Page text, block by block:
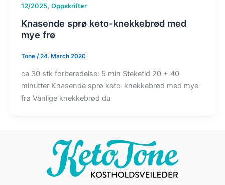
12/2025, Oppskrifter
Knasende sprø keto-knekkebrød med
mye frø​
Tone /24. March 2020
ca 30 stk forberedelse: 5 min Steketid 20 + 40
minutter Knasende sprø keto-knekkebrød med mye
frø Vanlige knekkebrød du